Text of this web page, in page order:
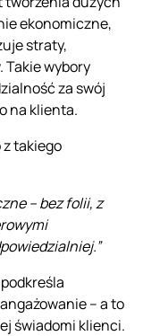
ekonomiczne,
straty,
Takie wybory
za swój
na klienta.
takiego
– bez folii, z
– a to
świadomi klienci.